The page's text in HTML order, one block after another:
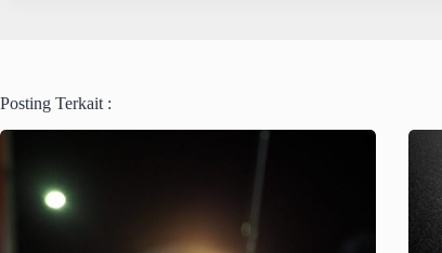
Posting Terkait :